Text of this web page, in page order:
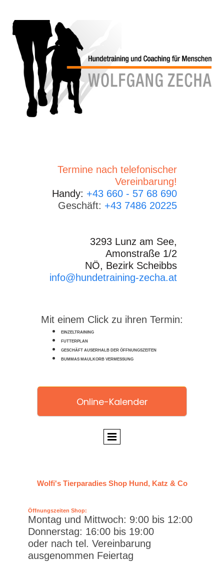
Termine nach telefonischer
Vereinbarung!
Handy: +43 660 - 57 68 690
Geschäft: +43 7486 20225
3293 Lunz am See,
Amonstraße 1/2
NÖ, Bezirk Scheibbs
info@hundetraining-zecha.at
Mit einem Click zu ihren Termin:
EINZELTRAINING
FUTTERPLAN
GESCHÄFT AUSERHALB DER ÖFFNUNGSZEITEN
BUMMAS MAULKORB VERMESSUNG
Online-Kalender
Wolfi's Tierparadies Shop Hund, Katz & Co
Öffnungszeiten Shop:
Montag und Mittwoch: 9:00 bis 12:00
Donnerstag: 16:00 bis 19:00
oder nach tel. Vereinbarung
ausgenommen Feiertag